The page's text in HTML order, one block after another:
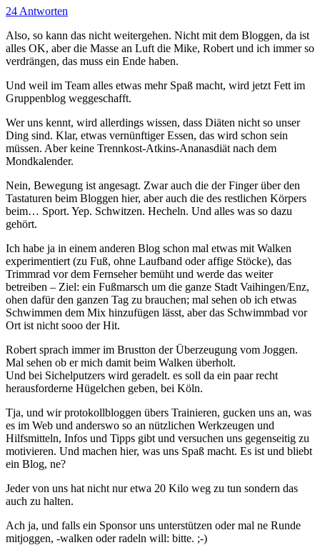
24 Antworten
Also, so kann das nicht weitergehen. Nicht mit dem Bloggen, da ist
alles OK, aber die Masse an Luft die Mike, Robert und ich immer so
verdrängen, das muss ein Ende haben.
Und weil im Team alles etwas mehr Spaß macht, wird jetzt Fett im
Gruppenblog weggeschafft.
Wer uns kennt, wird allerdings wissen, dass Diäten nicht so unser
Ding sind. Klar, etwas vernünftiger Essen, das wird schon sein
müssen. Aber keine Trennkost-Atkins-Ananasdiät nach dem
Mondkalender.
Nein, Bewegung ist angesagt. Zwar auch die der Finger über den
Tastaturen beim Bloggen hier, aber auch die des restlichen Körpers
beim… Sport. Yep. Schwitzen. Hecheln. Und alles was so dazu
gehört.
Ich habe ja in einem anderen Blog schon mal etwas mit Walken
experimentiert (zu Fuß, ohne Laufband oder affige Stöcke), das
Trimmrad vor dem Fernseher bemüht und werde das weiter
betreiben – Ziel: ein Fußmarsch um die ganze Stadt Vaihingen/Enz,
ohen dafür den ganzen Tag zu brauchen; mal sehen ob ich etwas
Schwimmen dem Mix hinzufügen lässt, aber das Schwimmbad vor
Ort ist nicht sooo der Hit.
Robert sprach immer im Brustton der Überzeugung vom Joggen.
Mal sehen ob er mich damit beim Walken überholt.
Und bei Sichelputzers wird geradelt. es soll da ein paar recht
herausforderne Hügelchen geben, bei Köln.
Tja, und wir protokollbloggen übers Trainieren, gucken uns an, was
es im Web und anderswo so an nützlichen Werkzeugen und
Hilfsmitteln, Infos und Tipps gibt und versuchen uns gegenseitig zu
motivieren. Und machen hier, was uns Spaß macht. Es ist und bliebt
ein Blog, ne?
Jeder von uns hat nicht nur etwa 20 Kilo weg zu tun sondern das
auch zu halten.
Ach ja, und falls ein Sponsor uns unterstützen oder mal ne Runde
mitjoggen, -walken oder radeln will: bitte. ;-)